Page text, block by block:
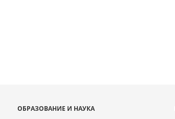
ОБРАЗОВАНИЕ И НАУКА